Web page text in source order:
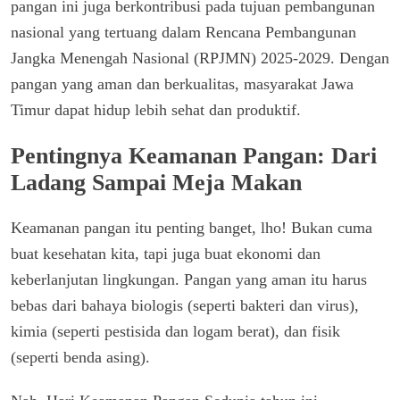
pangan ini juga berkontribusi pada tujuan pembangunan
nasional yang tertuang dalam Rencana Pembangunan
Jangka Menengah Nasional (RPJMN) 2025-2029. Dengan
pangan yang aman dan berkualitas, masyarakat Jawa
Timur dapat hidup lebih sehat dan produktif.
Pentingnya Keamanan Pangan: Dari
Ladang Sampai Meja Makan
Keamanan pangan itu penting banget, lho! Bukan cuma
buat kesehatan kita, tapi juga buat ekonomi dan
keberlanjutan lingkungan. Pangan yang aman itu harus
bebas dari bahaya biologis (seperti bakteri dan virus),
kimia (seperti pestisida dan logam berat), dan fisik
(seperti benda asing).